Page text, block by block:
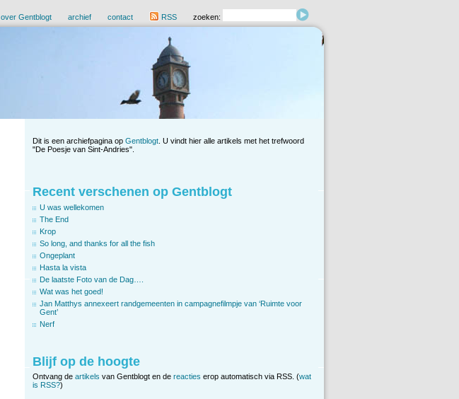
over Gentblogt archief contact RSS zoeken:
Dit is een archiefpagina op Gentblogt . U vindt hier alle artikels met het trefwoord
"De Poesje van Sint-Andries".
Recent verschenen op Gentblogt
U was wellekomen
The End
Krop
So long, and thanks for all the fish
Ongeplant
Hasta la vista
De laatste Foto van de Dag….
Wat was het goed!
Jan Matthys annexeert randgemeenten in campagnefilmpje van ‘Ruimte voor
Gent’
Nerf
Blijf op de hoogte
Ontvang de artikels van Gentblogt en de reacties erop automatisch via RSS. (wat
is RSS?)